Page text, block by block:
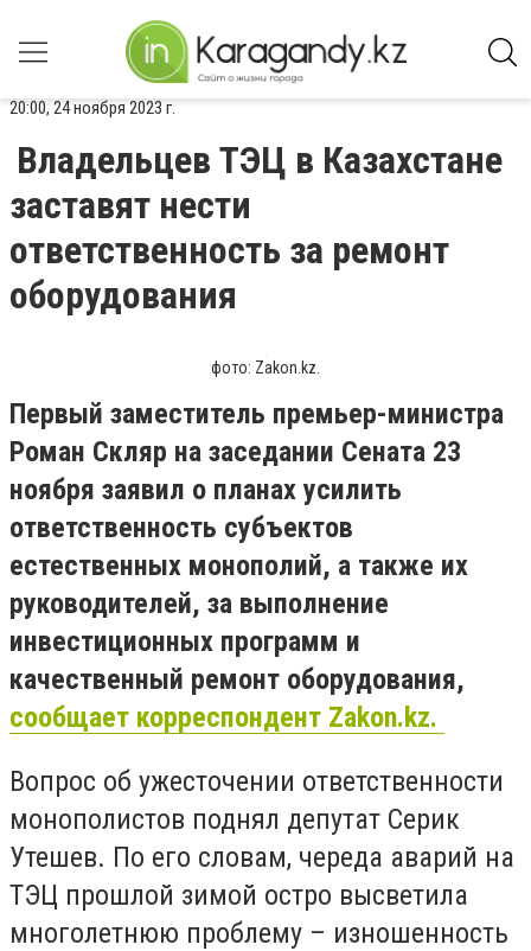
20:00, 24 ноября 2023 г.
Владельцев ТЭЦ в Казахстане
заставят нести
ответственность за ремонт
оборудования
фото: Zakon.kz.
Первый заместитель премьер-министра
Роман Скляр на заседании Сената 23
ноября заявил о планах усилить
ответственность субъектов
естественных монополий, а также их
руководителей, за выполнение
инвестиционных программ и
качественный ремонт оборудования,
сообщает корреспондент Zakon.kz.
Вопрос об ужесточении ответственности
монополистов поднял депутат Серик
Утешев. По его словам, череда аварий на
ТЭЦ прошлой зимой остро высветила
многолетнюю проблему – изношенность